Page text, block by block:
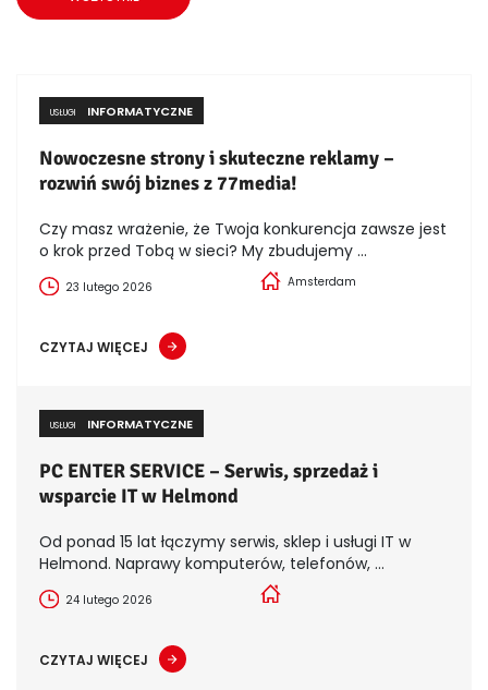
USŁUGI INFORMATYCZNE
Nowoczesne strony i skuteczne reklamy –
rozwiń swój biznes z 77media!
Czy masz wrażenie, że Twoja konkurencja zawsze jest
o krok przed Tobą w sieci? My zbudujemy ...
23 lutego 2026 Amsterdam
CZYTAJ WIĘCEJ
USŁUGI INFORMATYCZNE
PC ENTER SERVICE – Serwis, sprzedaż i
wsparcie IT w Helmond
Od ponad 15 lat łączymy serwis, sklep i usługi IT w
Helmond. Naprawy komputerów, telefonów, ...
24 lutego 2026
CZYTAJ WIĘCEJ